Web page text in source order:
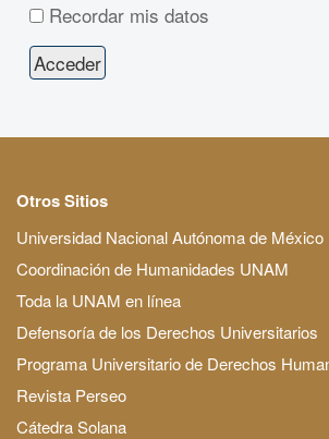
Recordar mis datos
Otros Sitios
Universidad Nacional Autónoma de México
Coordinación de Humanidades UNAM
Toda la UNAM en línea
Defensoría de los Derechos Universitarios
Programa Universitario de Derechos
Revista Perseo
Cátedra Solana